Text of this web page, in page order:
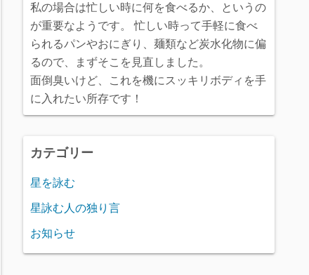
私の場合は忙しい時に何を食べるか、というの
が重要なようです。 忙しい時って手軽に食べ
られるパンやおにぎり、麺類など炭水化物に偏
るので、まずそこを見直しました。
面倒臭いけど、これを機にスッキリボディを手
に入れたい所存です！
カテゴリー
星を詠む
星詠む人の独り言
お知らせ